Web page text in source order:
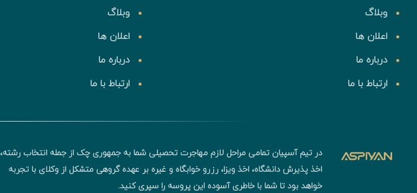
وبلاگ
اعلان ها
درباره ما
ارتباط با ما
وبلاگ
اعلان ها
درباره ما
ارتباط با ما
در تیم آسپیان تمامی مراحل لازم مهاجرت تحصیلی شما به جمهوری چک از جمله انتخاب رشته،
اخذ پذیرش دانشگاه، اخذ ویزا، رزرو خوابگاه و غیره بر عهده گروهی متشکل از وکلای با تجربه
خواهد بود تا شما با خاطری آسوده این پروسه را سپری کنید.